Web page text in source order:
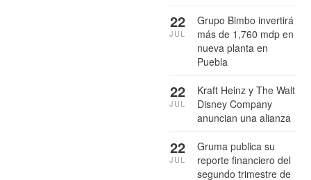
Grupo Bimbo invertirá
más de 1,760 mdp en
nueva planta en
Puebla
22
JUL
Kraft Heinz y The Walt
Disney Company
anuncian una alianza
22
JUL
Gruma publica su
reporte financiero del
segundo trimestre de
22
JUL